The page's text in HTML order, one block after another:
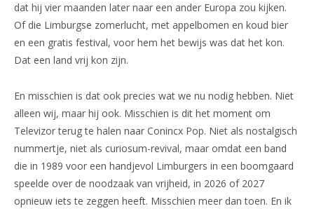
dat hij vier maanden later naar een ander Europa zou kijken.
Of die Limburgse zomerlucht, met appelbomen en koud bier
en een gratis festival, voor hem het bewijs was dat het kon.
Dat een land vrij kon zijn.
En misschien is dat ook precies wat we nu nodig hebben. Niet
alleen wij, maar hij ook. Misschien is dit het moment om
Televizor terug te halen naar Conincx Pop. Niet als nostalgisch
nummertje, niet als curiosum-revival, maar omdat een band
die in 1989 voor een handjevol Limburgers in een boomgaard
speelde over de noodzaak van vrijheid, in 2026 of 2027
opnieuw iets te zeggen heeft. Misschien meer dan toen. En ik